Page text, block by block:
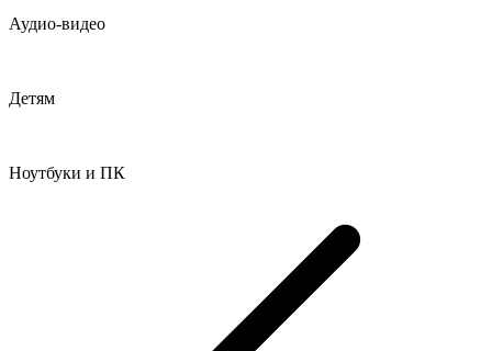
Аудио-видео
Детям
Ноутбуки и ПК